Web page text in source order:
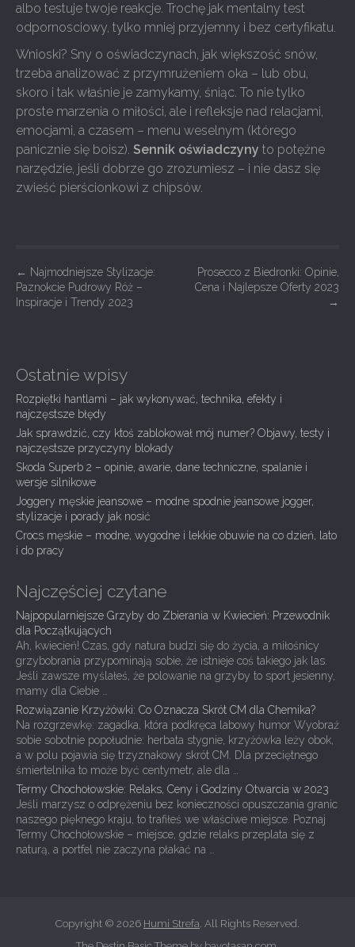
albo testuje twoje reakcje. Trochę jak mentalny test
odpornosciowy, tylko mniej przyjemny i bez certyfikatu.
Wnioski? Sny o oświadczynach, jak większość snów,
trzeba analizować z przymrużeniem oka – lub obu,
skoro i tak właśnie je zamykamy, śniąc. To nie tylko
proste marzenia o miłości, ale i refleksje nad relacjami,
emocjami, a czasem – menu weselnym (którego
panicznie się boisz). Sennik oświadczyny to potężne
narzędzie, jeśli dobrze go zrozumiesz – i nie dasz się
zwieść pierścionkowi z chipsów.
P
o
n
a
v
i
g
a
t
i
o
← Najmodniejsze Stylizacje:
Paznokcie Pudrowy Róż –
Inspiracje i Trendy 2023
Prosecco z Biedronki: Opinie,
Cena i Najlepsze Oferty 2023
→
Ostatnie wpisy
Rozpiętki hantlami – jak wykonywać, technika, efekty i
najczęstsze błędy
Jak sprawdzić, czy ktoś zablokował mój numer? Objawy, testy i
najczęstsze przyczyny blokady
Skoda Superb 2 – opinie, awarie, dane techniczne, spalanie i
wersje silnikowe
Joggery męskie jeansowe – modne spodnie jeansowe jogger,
stylizacje i porady jak nosić
Crocs męskie – modne, wygodne i lekkie obuwie na co dzień, lato
i do pracy
Najczęściej czytane
Najpopularniejsze Grzyby do Zbierania w Kwiecień: Przewodnik
dla Początkujących
Ah, kwiecień! Czas, gdy natura budzi się do życia, a miłośnicy
grzybobrania przypominają sobie, że istnieje coś takiego jak las.
Jeśli zawsze myślałeś, że polowanie na grzyby to sport jesienny,
mamy dla Ciebie …
Rozwiązanie Krzyżówki: Co Oznacza Skrót CM dla Chemika?
Na rozgrzewkę: zagadka, która podkręca labowy humor Wyobraź
sobie sobotnie popołudnie: herbata stygnie, krzyżówka leży obok,
a w polu pojawia się trzyznakowy skrót CM. Dla przeciętnego
śmiertelnika to może być centymetr, ale dla …
Termy Chochołowskie: Relaks, Ceny i Godziny Otwarcia w 2023
Jeśli marzysz o odprężeniu bez konieczności opuszczania granic
naszego pięknego kraju, to trafiłeś we właściwe miejsce. Poznaj
Termy Chochołowskie – miejsce, gdzie relaks przeplata się z
naturą, a portfel nie zaczyna płakać na …
Copyright © 2026 Humi Strefa. All Rights Reserved.